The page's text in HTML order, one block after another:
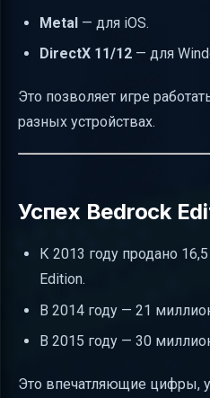
Metal — для iOS.
DirectX 11/12 — для
Это позволяет игре
разных устройствах.
Успех Bedrock
К 2013 году продано
Edition.
В 2014 году — 21
В 2015 году — 30
Это впечатляющие цифры,